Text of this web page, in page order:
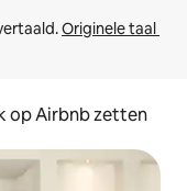
Originele taal
op Airbnb zetten